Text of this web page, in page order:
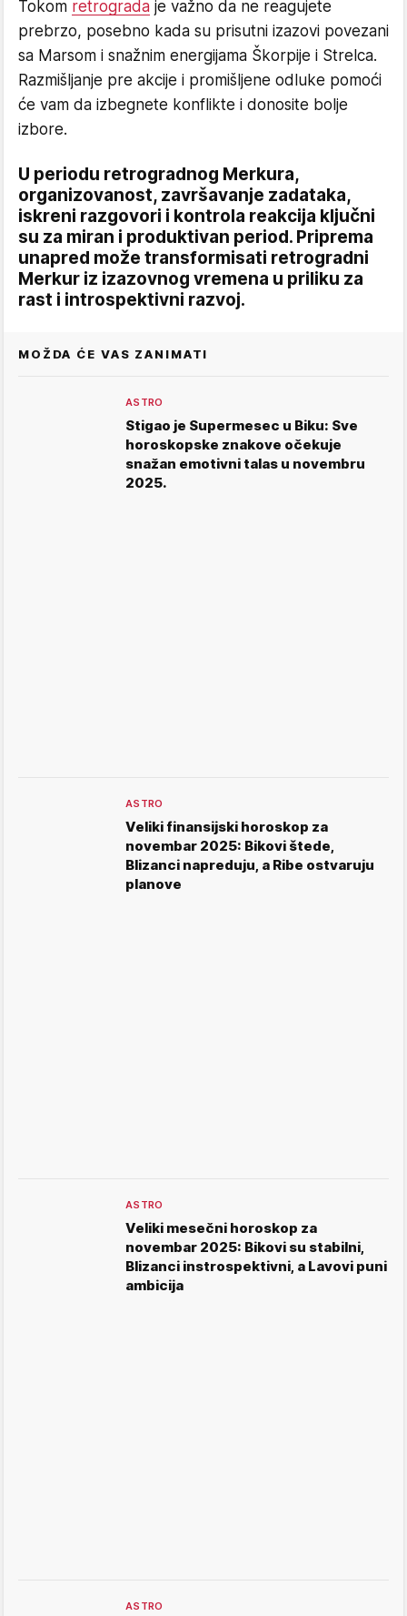
Tokom retrograda je važno da ne reagujete
prebrzo, posebno kada su prisutni izazovi povezani
sa Marsom i snažnim energijama Škorpije i Strelca.
Razmišljanje pre akcije i promišljene odluke pomoći
će vam da izbegnete konflikte i donosite bolje
izbore.
U periodu retrogradnog Merkura,
organizovanost, završavanje zadataka,
iskreni razgovori i kontrola reakcija ključni
su za miran i produktivan period. Priprema
unapred može transformisati retrogradni
Merkur iz izazovnog vremena u priliku za
rast i introspektivni razvoj.
MOŽDA ĆE VAS ZANIMATI
ASTRO
Stigao je Supermesec u Biku: Sve
horoskopske znakove očekuje
snažan emotivni talas u novembru
2025.
ASTRO
Veliki finansijski horoskop za
novembar 2025: Bikovi štede,
Blizanci napreduju, a Ribe ostvaruju
planove
ASTRO
Veliki mesečni horoskop za
novembar 2025: Bikovi su stabilni,
Blizanci instrospektivni, a Lavovi puni
ambicija
ASTRO